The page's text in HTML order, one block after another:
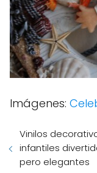
Imágenes:
Vinilos
infantiles
pero elegantes